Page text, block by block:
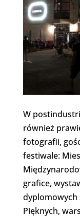
W
również
fotografii,
festiwale:
grafice,
dyplomowych
Pięknych,